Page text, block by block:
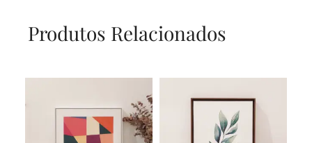
Produtos Relacionados